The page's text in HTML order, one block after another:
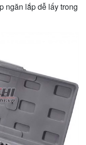
ngăn lắp dễ lấy trong